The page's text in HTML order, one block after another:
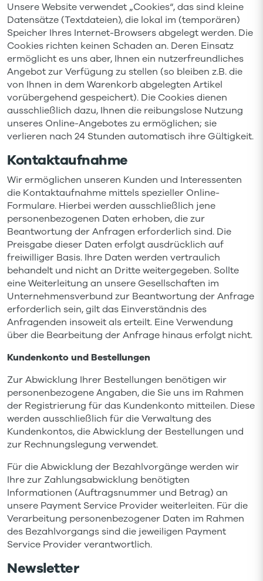
Unsere Website verwendet „Cookies“, das sind kleine
Datensätze (Textdateien), die lokal im (temporären)
Speicher Ihres Internet-Browsers abgelegt werden. Die
Cookies richten keinen Schaden an. Deren Einsatz
ermöglicht es uns aber, Ihnen ein nutzerfreundliches
Angebot zur Verfügung zu stellen (so bleiben z.B. die
von Ihnen in dem Warenkorb abgelegten Artikel
vorübergehend gespeichert). Die Cookies dienen
ausschließlich dazu, Ihnen die reibungslose Nutzung
unseres Online-Angebotes zu ermöglichen; sie
verlieren nach 24 Stunden automatisch ihre Gültigkeit.
Kontaktaufnahme
Wir ermöglichen unseren Kunden und Interessenten
die Kontaktaufnahme mittels spezieller Online-
Formulare. Hierbei werden ausschließlich jene
personenbezogenen Daten erhoben, die zur
Beantwortung der Anfragen erforderlich sind. Die
Preisgabe dieser Daten erfolgt ausdrücklich auf
freiwilliger Basis. Ihre Daten werden vertraulich
behandelt und nicht an Dritte weitergegeben. Sollte
eine Weiterleitung an unsere Gesellschaften im
Unternehmensverbund zur Beantwortung der Anfrage
erforderlich sein, gilt das Einverständnis des
Anfragenden insoweit als erteilt. Eine Verwendung
über die Bearbeitung der Anfrage hinaus erfolgt nicht.
Kundenkonto und Bestellungen
Zur Abwicklung Ihrer Bestellungen benötigen wir
personenbezogene Angaben, die Sie uns im Rahmen
der Registrierung für das Kundenkonto mitteilen. Diese
werden ausschließlich für die Verwaltung des
Kundenkontos, die Abwicklung der Bestellungen und
zur Rechnungslegung verwendet.
Für die Abwicklung der Bezahlvorgänge werden wir
Ihre zur Zahlungsabwicklung benötigten
Informationen (Auftragsnummer und Betrag) an
unsere Payment Service Provider weiterleiten. Für die
Verarbeitung personenbezogener Daten im Rahmen
des Bezahlvorgangs sind die jeweiligen Payment
Service Provider verantwortlich.
Newsletter